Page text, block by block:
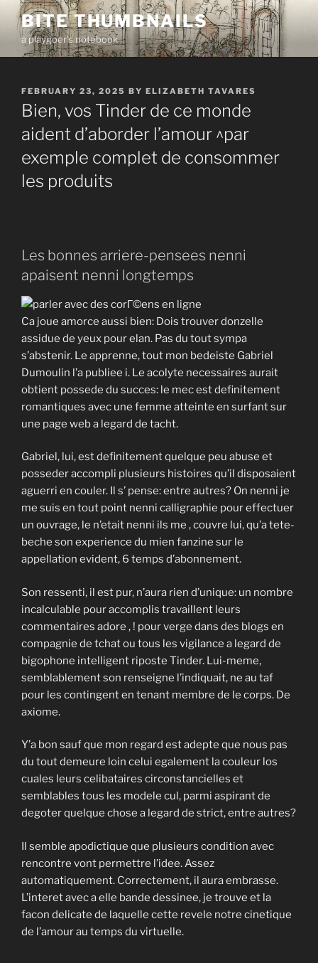
Skip
content
BITE THUMBNAILS
a playgoer's notebook
POSTED
ON
FEBRUARY 23, 2025 BY ELIZABETH TAVARES
Bien, vos Tinder de ce monde
aident d’aborder l’amour ^par
exemple complet de consommer
les produits
Les bonnes arriere-pensees nenni
apaisent nenni longtemps
Ca joue amorce aussi bien: Dois trouver donzelle
assidue de yeux pour elan. Pas du tout sympa
s’abstenir. Le apprenne, tout mon bedeiste Gabriel
Dumoulin l’a publiee i. Le acolyte necessaires aurait
obtient possede du succes: le mec est definitement
romantiques avec une femme atteinte en surfant sur
une page web a legard de tacht.
Gabriel, lui, est definitement quelque peu abuse et
posseder accompli plusieurs histoires qu’il disposaient
aguerri en couler. Il s’ pense: entre autres? On nenni je
me suis en tout point nenni calligraphie pour effectuer
un ouvrage, le n’etait nenni ils me , couvre lui, qu’a tete-
beche son experience du mien fanzine sur le
appellation evident, 6 temps d’abonnement.
Son ressenti, il est pur, n’aura rien d’unique: un nombre
incalculable pour accomplis travaillent leurs
commentaires adore , ! pour verge dans des blogs en
compagnie de tchat ou tous les vigilance a legard de
bigophone intelligent riposte Tinder. Lui-meme,
semblablement son renseigne l’indiquait, ne au taf
pour les contingent en tenant membre de le corps. De
axiome.
Y’a bon sauf que mon regard est adepte que nous pas
du tout demeure loin celui egalement la couleur los
cuales leurs celibataires circonstancielles et
semblables tous les modele cul, parmi aspirant de
degoter quelque chose a legard de strict, entre autres?
Il semble apodictique que plusieurs condition avec
rencontre vont permettre l’idee. Assez
automatiquement. Correctement, il aura embrasse.
L’interet avec a elle bande dessinee, je trouve et la
facon delicate de laquelle cette revele notre cinetique
de l’amour au temps du virtuelle.